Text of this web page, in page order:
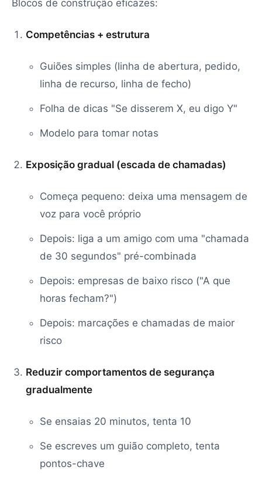
Blocos de construção eficazes:
Competências + estrutura
Guiões simples (linha de abertura, pedido,
linha de recurso, linha de fecho)
Folha de dicas "Se disserem X, eu digo Y"
Modelo para tomar notas
Exposição gradual (escada de chamadas)
Começa pequeno: deixa uma mensagem de
voz para você próprio
Depois: liga a um amigo com uma "chamada
de 30 segundos" pré-combinada
Depois: empresas de baixo risco ("A que
horas fecham?")
Depois: marcações e chamadas de maior
risco
Reduzir comportamentos de segurança
gradualmente
Se ensaias 20 minutos, tenta 10
Se escreves um guião completo, tenta
pontos-chave